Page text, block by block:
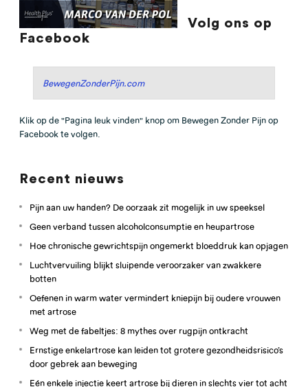
Volg ons op
Facebook
BewegenZonderPijn.com
Klik op de "Pagina leuk vinden" knop om Bewegen Zonder Pijn op
Facebook te volgen.
Recent nieuws
Pijn aan uw handen? De oorzaak zit mogelijk in uw speeksel
Geen verband tussen alcoholconsumptie en heupartrose
Hoe chronische gewrichtspijn ongemerkt bloeddruk kan opjagen
Luchtvervuiling blijkt sluipende veroorzaker van zwakkere
botten
Oefenen in warm water vermindert kniepijn bij oudere vrouwen
met artrose
Weg met de fabeltjes: 8 mythes over rugpijn ontkracht
Ernstige enkelartrose kan leiden tot grotere gezondheidsrisico’s
door gebrek aan beweging
Eén enkele injectie keert artrose bij dieren in slechts vier tot acht